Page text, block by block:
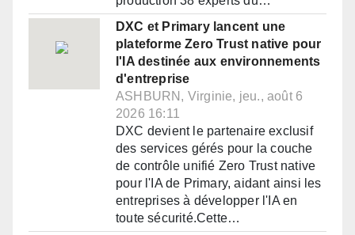
DXC et Primary lancent une
plateforme Zero Trust native pour
l'IA destinée aux environnements
d'entreprise
ASHBURN, Virginie, jeu., août 6
2026 16:11
DXC devient le partenaire exclusif
des services gérés pour la couche
de contrôle unifié Zero Trust native
pour l'IA de Primary, aidant ainsi les
entreprises à développer l'IA en
toute sécurité.Cette…